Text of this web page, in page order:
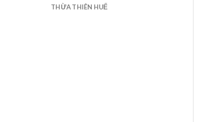
THỪA THIÊN HUẾ